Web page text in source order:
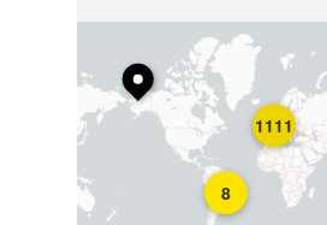
8
1111